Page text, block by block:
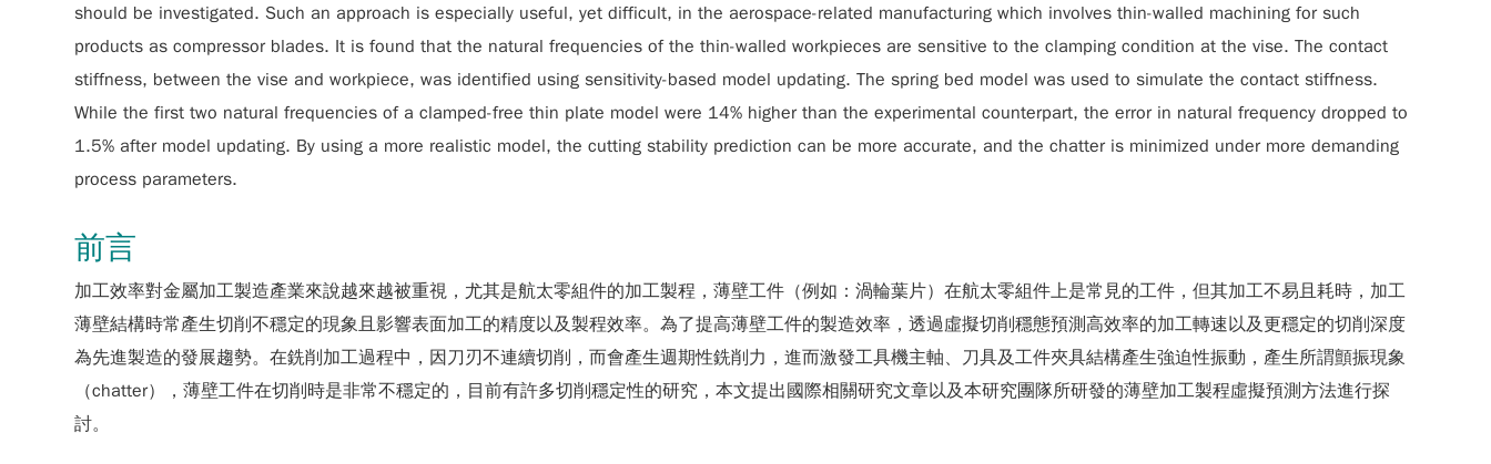
should be investigated. Such an approach is especially useful, yet difficult, in the aerospace-related manufacturing which involves thin-walled machining for such
products as compressor blades. It is found that the natural frequencies of the thin-walled workpieces are sensitive to the clamping condition at the vise. The contact
stiffness, between the vise and workpiece, was identified using sensitivity-based model updating. The spring bed model was used to simulate the contact stiffness.
While the first two natural frequencies of a clamped-free thin plate model were 14% higher than the experimental counterpart, the error in natural frequency dropped to
1.5% after model updating. By using a more realistic model, the cutting stability prediction can be more accurate, and the chatter is minimized under more demanding
process parameters.
前言
加工效率對金屬加工製造產業來說越來越被重視，尤其是航太零組件的加工製程，薄壁工件（例如：渦輪葉片）在航太零組件上是常見的工件，但其加工不易且耗時，加工
薄壁結構時常產生切削不穩定的現象且影響表面加工的精度以及製程效率。為了提高薄壁工件的製造效率，透過虛擬切削穩態預測高效率的加工轉速以及更穩定的切削深度
為先進製造的發展趨勢。在銑削加工過程中，因刀刃不連續切削，而會產生週期性銑削力，進而激發工具機主軸、刀具及工件夾具結構產生強迫性振動，產生所謂顫振現象
（chatter），薄壁工件在切削時是非常不穩定的，目前有許多切削穩定性的研究，本文提出國際相關研究文章以及本研究團隊所研發的薄壁加工製程虛擬預測方法進行探
討。